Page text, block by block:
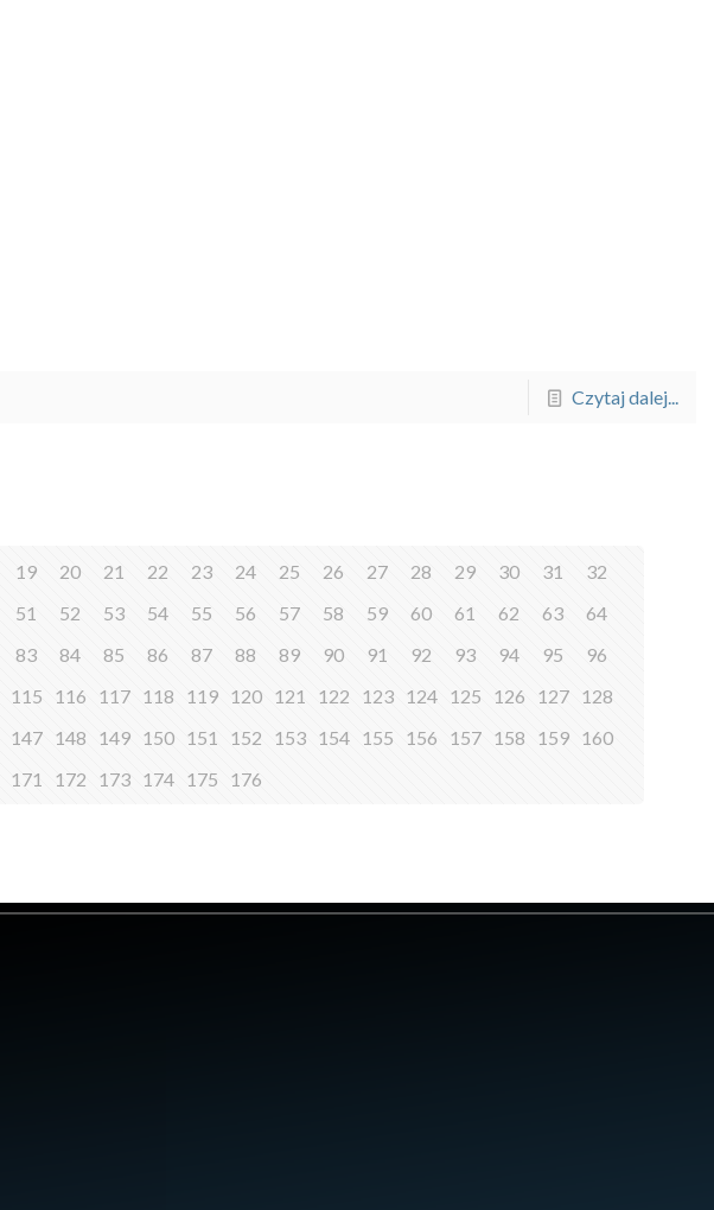
Czytaj dalej...
19 20 21 22 23 24 25 26 27 28 29 30 31
32
51 52 53 54 55 56 57 58 59 60 61 62 63
64
83 84 85 86 87 88 89 90 91 92 93 94 95
96
115 116 117 118 119 120 121 122 123 124 125 126 127 128
147 148 149 150 151 152 153 154 155 156 157 158 159 160
171 172 173 174 175 176